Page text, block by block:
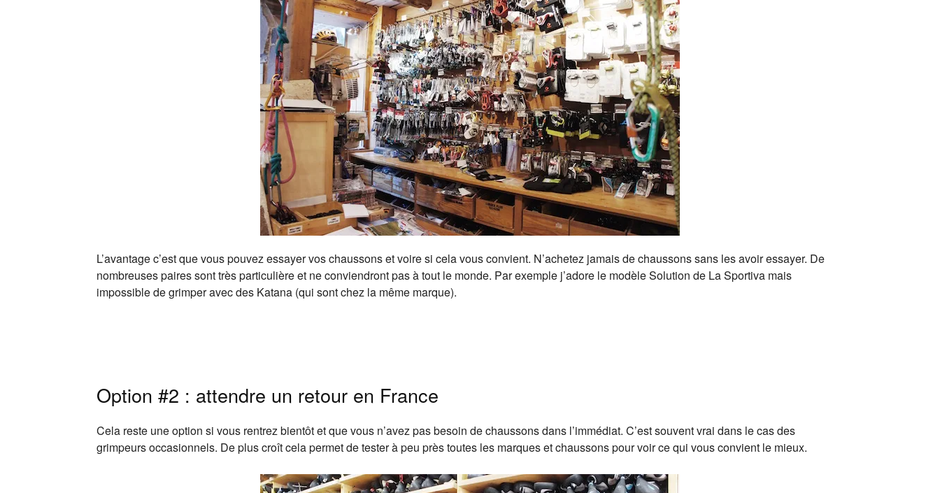
L’avantage c’est que vous pouvez essayer vos chaussons et voire si cela vous convient. N’achetez jamais de chaussons sans les avoir essayer. De
nombreuses paires sont très particulière et ne conviendront pas à tout le monde. Par exemple j’adore le modèle Solution de La Sportiva mais
impossible de grimper avec des Katana (qui sont chez la même marque).
Option #2 : attendre un retour en France
Cela reste une option si vous rentrez bientôt et que vous n’avez pas besoin de chaussons dans l’immédiat. C’est souvent vrai dans le cas des
grimpeurs occasionnels. De plus croît cela permet de tester à peu près toutes les marques et chaussons pour voir ce qui vous convient le mieux.